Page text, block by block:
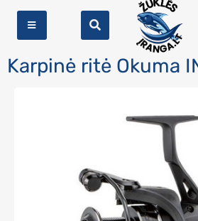
Karpinė ritė Okuma